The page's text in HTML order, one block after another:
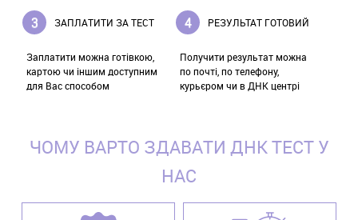
ЗАПЛАТИТИ ЗА ТЕСТ
Заплатити можна готівкою,
картою чи іншим доступним
для Вас способом
РЕЗУЛЬТАТ ГОТОВИЙ
Получити результат можна
по почті, по телефону,
курьєром чи в ДНК центрі
ЧОМУ ВАРТО ЗДАВАТИ ДНК ТЕСТ У
НАС